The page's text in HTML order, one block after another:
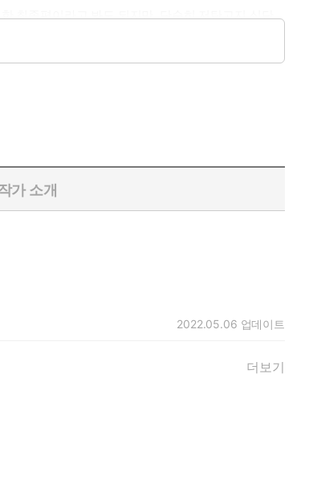
최종편이라고 봐도 되지만, 단순히 저탄고지 식단
맹신적인 집단 사고와 오만함을 진단하고, 그들을
이다.
가 소개
2022.05.06 업데이트
더보기